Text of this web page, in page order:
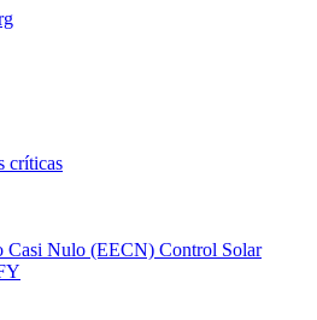
críticas
Casi Nulo (EECN) Control Solar